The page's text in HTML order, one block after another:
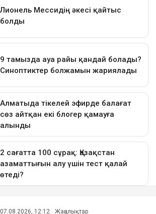
07.08.2026, 12:12 Жаңалықтар